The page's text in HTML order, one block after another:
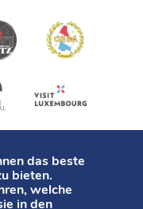
das beste
bieten.
welche
in den